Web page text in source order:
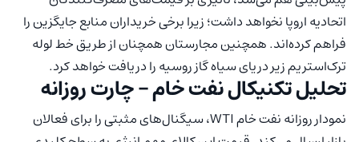
اتحادیه اروپا نخواهد داشت؛ زیرا برخی خریداران منابع جایگزین را
فراهم کرده‌اند. همچنین مجارستان همچنان از طریق خط لوله
ترک‌استریم زیر دریای سیاه گاز روسیه را دریافت خواهد کرد.
تحلیل تکنیکال نفت خام – چارت روزانه
نمودار روزانه نفت خام WTI، سیگنال‌های مثبتی را برای فعالان